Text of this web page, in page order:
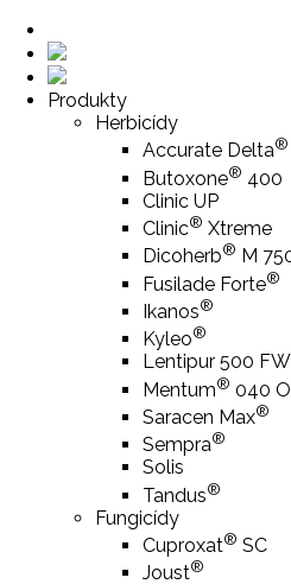
Produkty
Herbicídy
Accurate Delta®
Butoxone® 400
Clinic UP
Clinic® Xtreme
Dicoherb® M
Fusilade Forte®
Ikanos®
Kyleo®
Lentipur 500 FW
Mentum® 040
Saracen Max®
Sempra®
Solis
Tandus®
Fungicídy
Cuproxat® SC
Joust®